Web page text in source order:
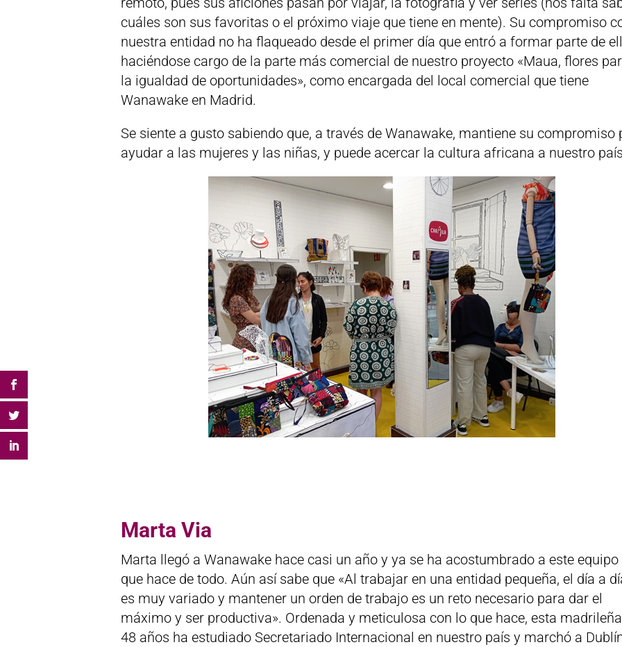
cuáles son sus favoritas o el próximo viaje que tiene en mente). Su compromiso
nuestra entidad no ha flaqueado desde el primer día que entró a formar parte de
haciéndose cargo de la parte más comercial de nuestro proyecto «Maua, flores
la igualdad de oportunidades», como encargada del local comercial que tiene
Wanawake en Madrid.
Se siente a gusto sabiendo que, a través de Wanawake, mantiene su compromiso
ayudar a las mujeres y las niñas, y puede acercar la cultura africana a nuestro
Marta Via
Marta llegó a Wanawake hace casi un año y ya se ha acostumbrado a este equipo
que hace de todo. Aún así sabe que «Al trabajar en una entidad pequeña, el día a
es muy variado y mantener un orden de trabajo es un reto necesario para dar el
máximo y ser productiva». Ordenada y meticulosa con lo que hace, esta
48 años ha estudiado Secretariado Internacional en nuestro país y marchó a